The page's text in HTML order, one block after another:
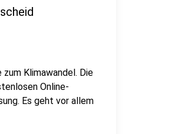
Klimawandel. Die
Online-
Es geht vor allem